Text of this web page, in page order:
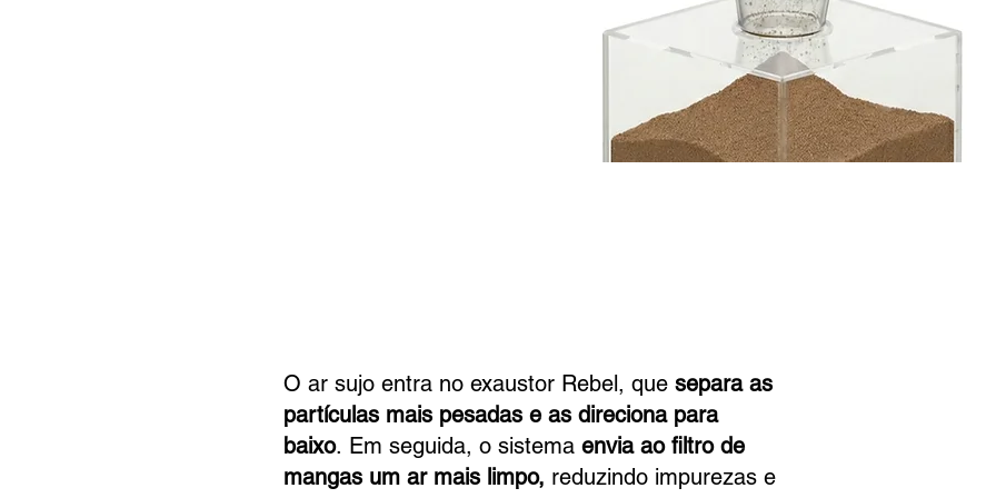
O ar sujo entra no exaustor Rebel, que separa as
partículas mais pesadas e as direciona para
baixo. Em seguida, o sistema envia ao filtro de
mangas um ar mais limpo, reduzindo impurezas e